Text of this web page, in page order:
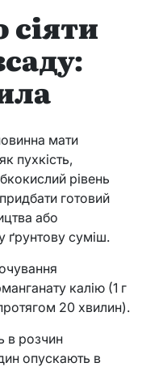
мати
пухкість,
рівень
готовий
або
ґрунтову суміш.
калію (1 г
20 хвилин).
в розчин
опускають в